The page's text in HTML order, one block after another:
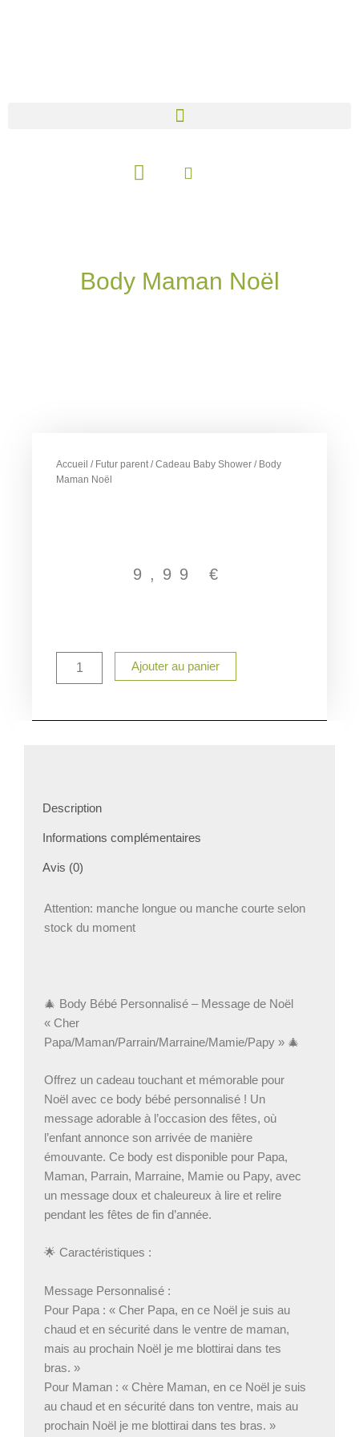
Panier
Body Maman Noël
Accueil / Futur parent/Cadeau Baby Shower / Body
Maman Noël
9,99 €
Noël
Ajouter au panier
Description
Informations complémentaires
Avis (0)
Attention: manche longue ou manche courte selon
stock du moment
🎄 Body Bébé Personnalisé – Message de Noël
« Cher
Papa/Maman/Parrain/Marraine/Mamie/Papy » 🎄
Offrez un cadeau touchant et mémorable pour
Noël avec ce body bébé personnalisé ! Un
message adorable à l’occasion des fêtes, où
l’enfant annonce son arrivée de manière
émouvante. Ce body est disponible pour Papa,
Maman, Parrain, Marraine, Mamie ou Papy, avec
un message doux et chaleureux à lire et relire
pendant les fêtes de fin d’année.
🌟 Caractéristiques :
Message Personnalisé :
Pour Papa : « Cher Papa, en ce Noël je suis au
chaud et en sécurité dans le ventre de maman,
mais au prochain Noël je me blottirai dans tes
bras. »
Pour Maman : « Chère Maman, en ce Noël je suis
au chaud et en sécurité dans ton ventre, mais au
prochain Noël je me blottirai dans tes bras. »